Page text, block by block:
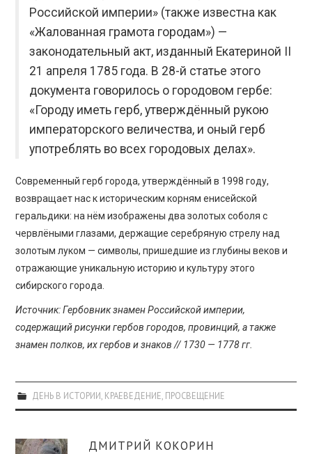
Российской империи» (также известна как
«Жалованная грамота городам») —
законодательный акт, изданный Екатериной II
21 апреля 1785 года. В 28-й статье этого
документа говорилось о городовом гербе:
«Городу иметь герб, утверждённый рукою
императорского величества, и оный герб
употреблять во всех городовых делах».
Современный герб города, утверждённый в 1998 году,
возвращает нас к историческим корням енисейской
геральдики: на нём изображены два золотых соболя с
червлёными глазами, держащие серебряную стрелу над
золотым луком — символы, пришедшие из глубины веков и
отражающие уникальную историю и культуру этого
сибирского города.
Источник: Гербовник знамен Российской империи,
содержащий рисунки гербов городов, провинций, а также
знамен полков, их гербов и знаков // 1730 — 1778 гг.
ДЕНЬ В ИСТОРИИ КРАЕВЕДЕНИЕ ПРОСВЕЩЕНИЕ
ДМИТРИЙ КОКОРИН